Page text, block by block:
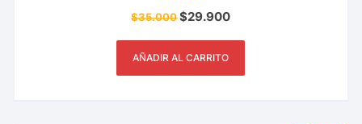
5.00
de 5
$35.000$29.900
AÑADIR AL CARRITO